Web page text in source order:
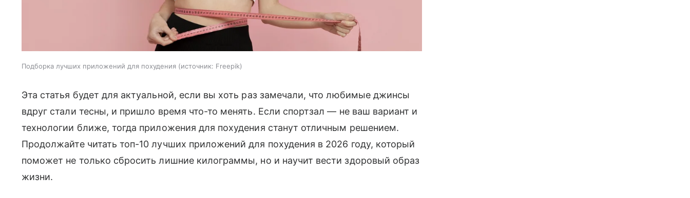
Подборка лучших приложений для похудения источник: Freepik
Эта статья будет для актуальной, если вы хоть раз замечали, что любимые джинсы
вдруг стали тесны, и пришло время что-то менять. Если спортзал — не ваш вариант и
технологии ближе, тогда приложения для похудения станут отличным решением.
Продолжайте читать топ-10 лучших приложений для похудения в 2026 году, который
поможет не только сбросить лишние килограммы, но и научит вести здоровый образ
жизни.